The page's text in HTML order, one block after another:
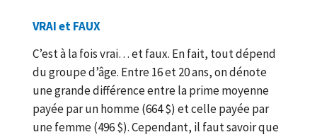
VRAI et FAUX
C’est à la fois vrai… et faux. En fait, tout dépend
du groupe d’âge. Entre 16 et 20 ans, on dénote
une grande différence entre la prime moyenne
payée par un homme (664 $) et celle payée par
une femme (496 $). Cependant, il faut savoir que